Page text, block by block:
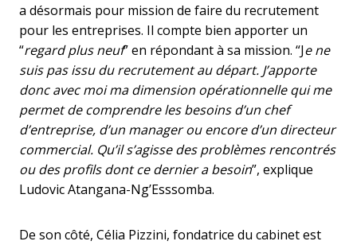
a désormais pour mission de faire du recrutement
pour les entreprises. Il compte bien apporter un
“regard plus neuf” en répondant à sa mission. “Je ne
suis pas issu du recrutement au départ. J’apporte
donc avec moi ma dimension opérationnelle qui me
permet de comprendre les besoins d’un chef
d’entreprise, d’un manager ou encore d’un directeur
commercial. Qu’il s’agisse des problèmes rencontrés
ou des profils dont ce dernier a besoin”, explique
Ludovic Atangana-Ng’Esssomba.
De son côté, Célia Pizzini, fondatrice du cabinet est